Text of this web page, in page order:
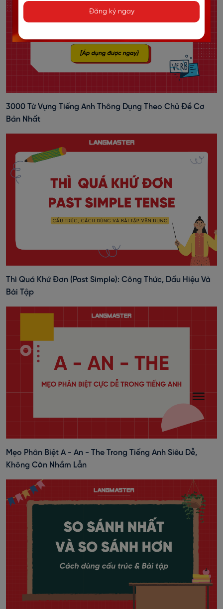
3000 Từ Vựng Tiếng Anh Thông Dụng Theo Chủ Đề Cơ
Bản Nhất
Thì Quá Khứ Đơn (past Simple): Công Thức, Dấu Hiệu Và
Bài Tập
Mẹo Phân Biệt A - An - The Trong Tiếng Anh Siêu Dễ,
Không Còn Nhầm Lẫn
Đăng ký ngay